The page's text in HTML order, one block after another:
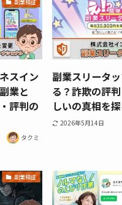
スイン
業と
評判の
タクミ
副業スリータ
る？詐欺の評
しいの真相を
2026年5月14日
副業検証